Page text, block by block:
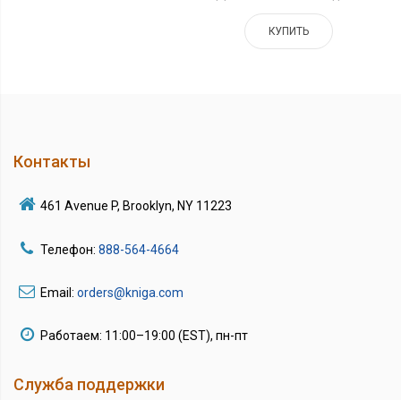
КУПИТЬ
Контакты
461 Avenue P, Brooklyn, NY 11223
Телефон: 888-564-4664
Email: orders@kniga.com
Работаем: 11:00–19:00 (EST), пн-пт
Служба поддержки